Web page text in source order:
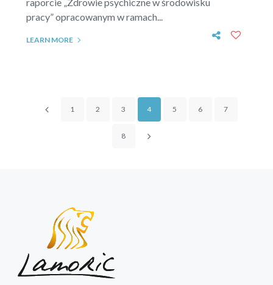
pracy” opracowanym w ramach...
LEARN MORE
1 2 3 4 5 6 7
8